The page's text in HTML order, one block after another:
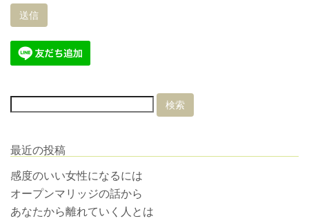
最近の投稿
感度のいい女性になるには
オープンマリッジの話から
あなたから離れていく人とは